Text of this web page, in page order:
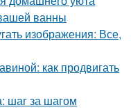
ванны
изображения: Все,
как продвигать
шаг за шагом